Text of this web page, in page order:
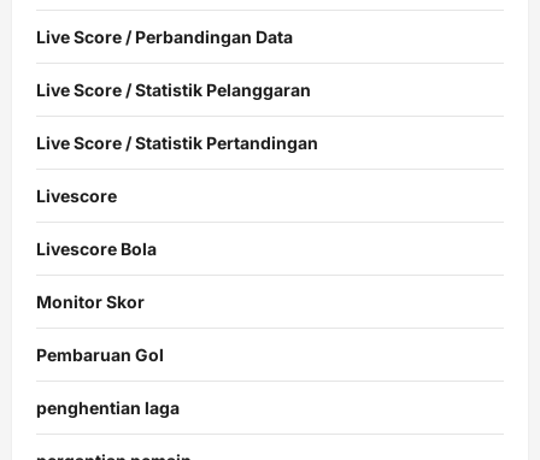
Live Score / Perbandingan Data
Live Score / Statistik Pelanggaran
Live Score / Statistik Pertandingan
Livescore
Livescore Bola
Monitor Skor
Pembaruan Gol
penghentian laga